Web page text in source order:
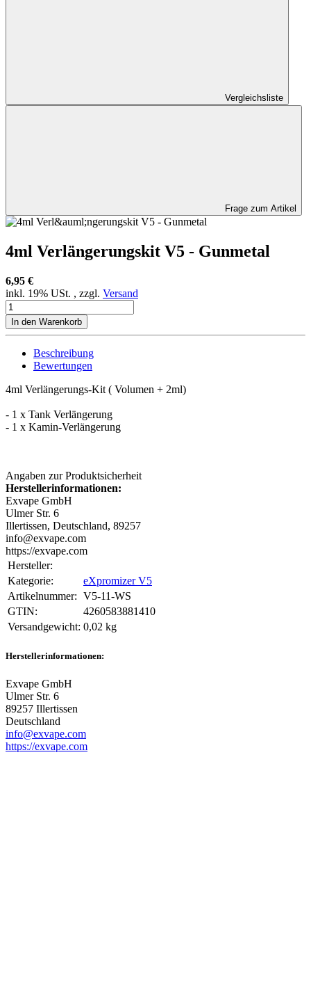
Vergleichsliste
Frage zum Artikel
4ml Verlängerungskit V5 - Gunmetal
6,95 €
inkl. 19% USt. , zzgl. Versand
In den Warenkorb
Beschreibung
Bewertungen
4ml Verlängerungs-Kit ( Volumen + 2ml)
- 1 x Tank Verlängerung
- 1 x Kamin-Verlängerung
Angaben zur Produktsicherheit
Herstellerinformationen:
Exvape GmbH
Ulmer Str. 6
Illertissen, Deutschland, 89257
info@exvape.com
https://exvape.com
Hersteller:
Kategorie:
eXpromizer V5
Artikelnummer: V5-11-WS
GTIN:
4260583881410
Versandgewicht‍: 0,02 kg
Herstellerinformationen:
Exvape GmbH
Ulmer Str. 6
89257 Illertissen
Deutschland
info@exvape.com
https://exvape.com